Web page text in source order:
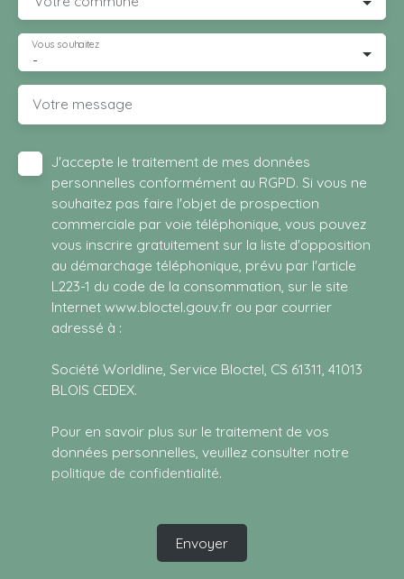
-
Vous souhaitez
Votre message
J'accepte le traitement de mes données
personnelles conformément au RGPD. Si vous ne
souhaitez pas faire l'objet de prospection
commerciale par voie téléphonique, vous pouvez
vous inscrire gratuitement sur la liste d'opposition
au démarchage téléphonique, prévu par l'article
L223-1 du code de la consommation, sur le site
Internet www.bloctel.gouv.fr ou par courrier
adressé à :
Société Worldline, Service Bloctel, CS 61311, 41013
BLOIS CEDEX.
Pour en savoir plus sur le traitement de vos
données personnelles, veuillez consulter notre
politique de confidentialité.
Envoyer